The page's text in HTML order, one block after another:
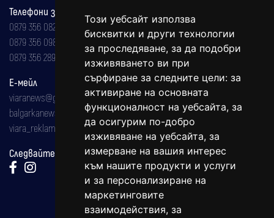
Този уебсайт използва
бисквитки и други технологии
за проследяване, за да подобри
изживяването ви при
сърфиране за следните цели: за
активиране на основната
функционалност на уебсайта, за
да осигурим по-добро
изживяване на уебсайта, за
измерване на вашия интерес
към нашите продукти и услуги
и за персонализиране на
маркетинговите
взаимодействия, за
Телефони за реклама и абонаменти
0879 356 082
0879 356 098
0879 356 289
Е-мейл
viaranews@gmail.com
balgarkanews@gmail.com
viara_reklama@mail.bg
Следвайте ни: